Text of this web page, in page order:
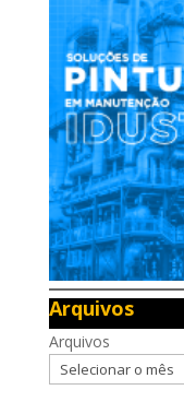
Arquivos
Arquivos